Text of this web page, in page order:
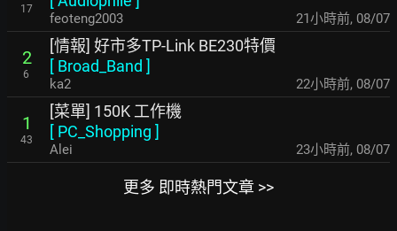
17
feoteng2003 21小時前, 08/07
2
6
[情報] 好市多TP-Link BE230特價
[ Broad_Band ]
ka2 22小時前, 08/07
1
43
[菜單] 150K 工作機
[ PC_Shopping ]
Alei 23小時前, 08/07
更多 即時熱門文章 >>